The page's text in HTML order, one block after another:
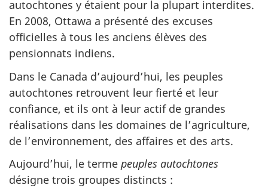
autochtones y étaient pour la plupart interdites.
En 2008, Ottawa a présenté des excuses
officielles à tous les anciens élèves des
pensionnats indiens.
Dans le Canada d’aujourd’hui, les peuples
autochtones retrouvent leur fierté et leur
confiance, et ils ont à leur actif de grandes
réalisations dans les domaines de l’agriculture,
de l’environnement, des affaires et des arts.
Aujourd’hui, le terme peuples autochtones
désigne trois groupes distincts :